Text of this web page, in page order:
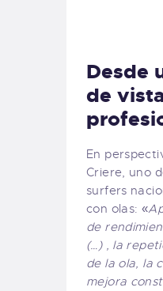
Desde
de
En
Criere, uno
surfers
con olas: «
de
(…) , la
de la ola, la
mejora